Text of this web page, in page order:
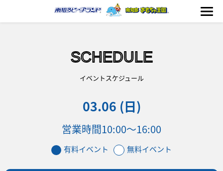
海の生きもの
おもちゃ王国
SCHEDULE
イベントスケジュール
03.06 (日)
営業時間10:00〜16:00
有料イベント 無料イベント